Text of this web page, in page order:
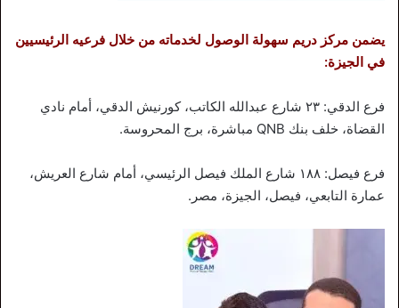
يضمن مركز دريم سهولة الوصول لخدماته من خلال فرعيه الرئيسيين
في الجيزة:
فرع الدقي: ٢٣ شارع عبدالله الكاتب، كورنيش الدقي، أمام نادي
القضاة، خلف بنك QNB مباشرة، برج المحروسة.
فرع فيصل: ١٨٨ شارع الملك فيصل الرئيسي، أمام شارع العريش،
عمارة التابعي، فيصل، الجيزة، مصر.